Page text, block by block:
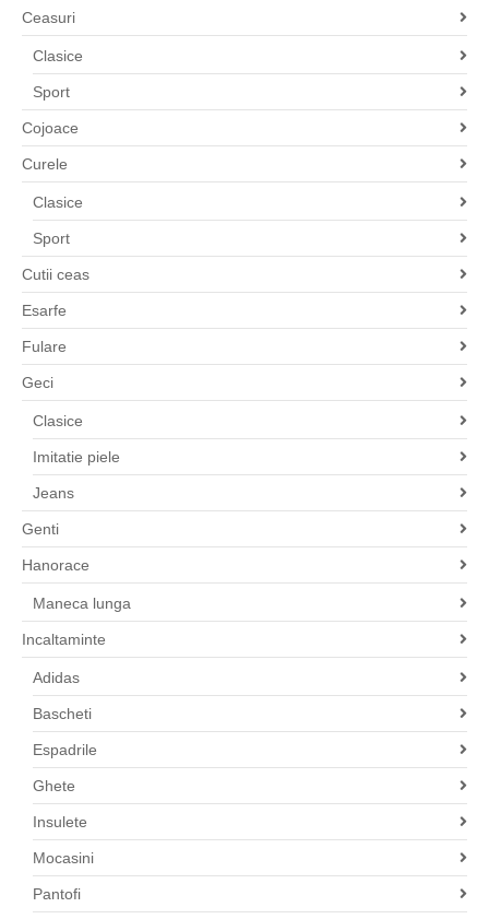
Ceasuri
Clasice
Sport
Cojoace
Curele
Clasice
Sport
Cutii ceas
Esarfe
Fulare
Geci
Clasice
Imitatie piele
Jeans
Genti
Hanorace
Maneca lunga
Incaltaminte
Adidas
Bascheti
Espadrile
Ghete
Insulete
Mocasini
Pantofi